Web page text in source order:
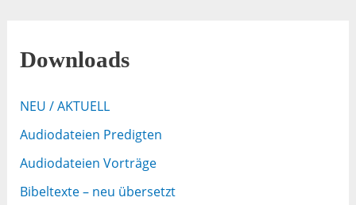
Downloads
NEU / AKTUELL
Audiodateien Predigten
Audiodateien Vorträge
Bibeltexte – neu übersetzt